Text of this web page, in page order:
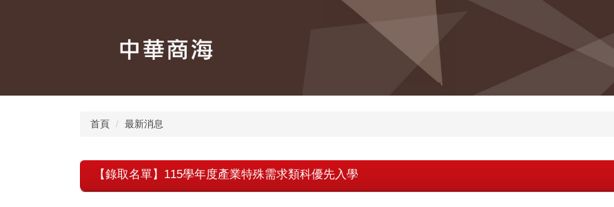
區
首頁 最新消息
【錄取名單】115學年度產業特殊需求類科優先入學